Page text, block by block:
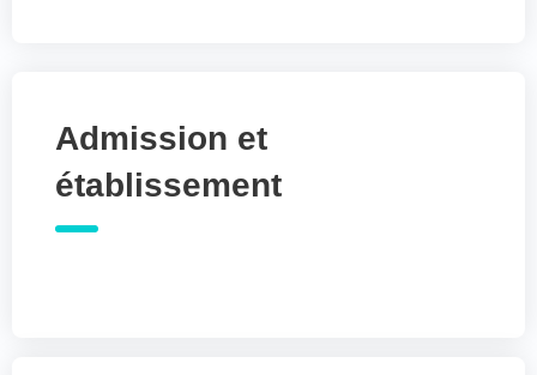
Admission et
établissement